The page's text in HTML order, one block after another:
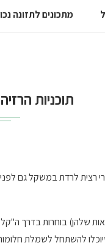
מתכונים לתזונה
תוכניות
לרדת במשקל גם
שלהן) בוחרות בדרך
להשתחל לשמלת